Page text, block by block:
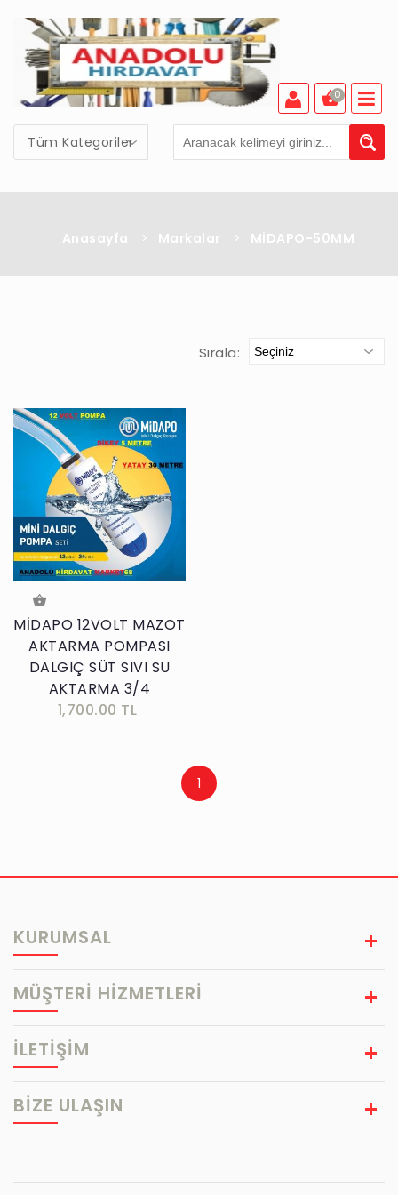
Tüm Kategoriler
0
Anasayfa > Markalar > MİDAPO-50MM
Sırala:
MİDAPO 12VOLT MAZOT
AKTARMA POMPASI
DALGIÇ SÜT SIVI SU
AKTARMA 3/4
1,700.00 TL
1
KURUMSAL
MÜŞTERİ HİZMETLERİ
İLETİŞİM
BIZE ULAŞIN